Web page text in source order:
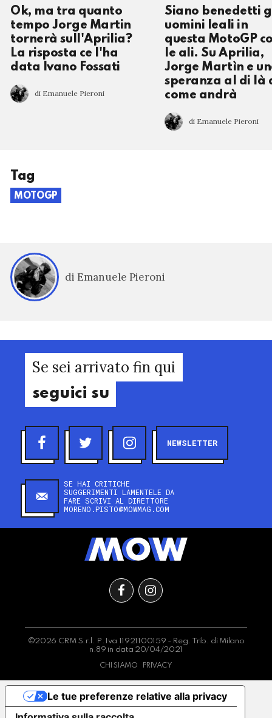
Ok, ma tra quanto
tempo Jorge Martin
tornerà sull'Aprilia?
La risposta ce l'ha
data Ivano Fossati
di Emanuele Pieroni
Siano benedetti
uomini leali in
questa MotoGP
le ali. Su Aprilia,
Jorge Martìn e
speranza al di là
come andrà
di Emanuele Pieroni
Tag
MOTOGP
di Emanuele Pieroni
Se sei arrivato fin qui
seguici su
NEWSLETTER
SE HAI CRITICHE
SUGGERIMENTI LAMENTELE DA
FARE SCRIVI AL DIRETTORE
MORENO.PISTO@MOWMAG.COM
©2026 CRM S.r.l. P.Iva 11921100159 - Reg. Trib. di Milano
n.89 in data 20/04/2021
CHI SIAMO PRIVACY
Le tue preferenze relative alla privacy